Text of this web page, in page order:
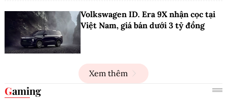
Volkswagen ID. Era 9X nhận cọc tại
Việt Nam, giá bán dưới 3 tỷ đồng
Xem thêm
Gaming